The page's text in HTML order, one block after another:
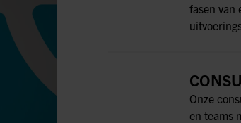
fasen van
Onze
en teams